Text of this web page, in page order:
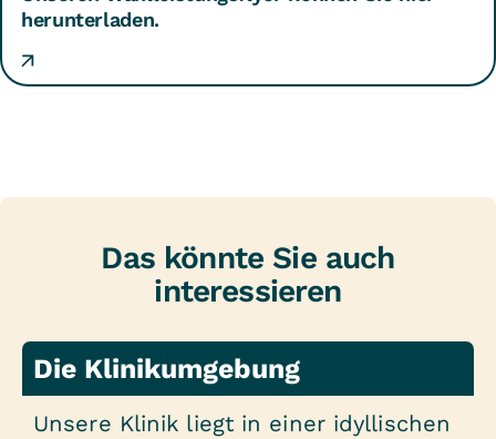
angesehen: Wahlleistung Unterkunft
143,00 Euro/Tag
herunterladen.
Das könnte Sie auch
interessieren
Die Klinikumgebung
Unsere Klinik liegt in einer idyllischen